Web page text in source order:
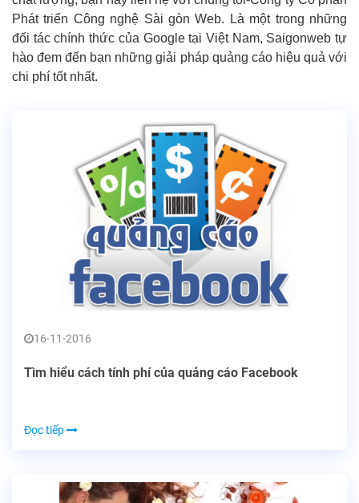
Phát triển Công nghệ Sài gòn Web. Là một trong những
đối tác chính thức của Google tại Việt Nam, Saigonweb tự
hào đem đến bạn những giải pháp quảng cáo hiệu quả với
chi phí tốt nhất.
16-11-2016
Tìm hiểu cách tính phí của quảng cáo Facebook
Đọc tiếp